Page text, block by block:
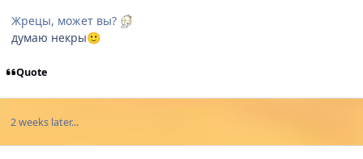
Жрецы, может вы?
думаю некры🙂
Quote
2 weeks later...